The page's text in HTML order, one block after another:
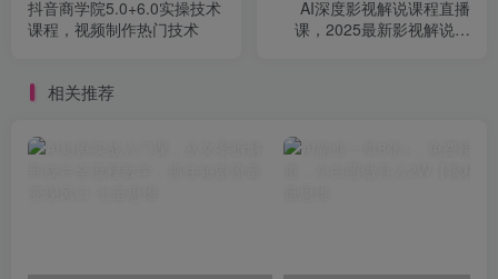
抖音商学院5.0+6.0实操技术
课程，视频制作热门技术
AI深度影视解说课程直播
课，2025最新影视解说模
相关推荐